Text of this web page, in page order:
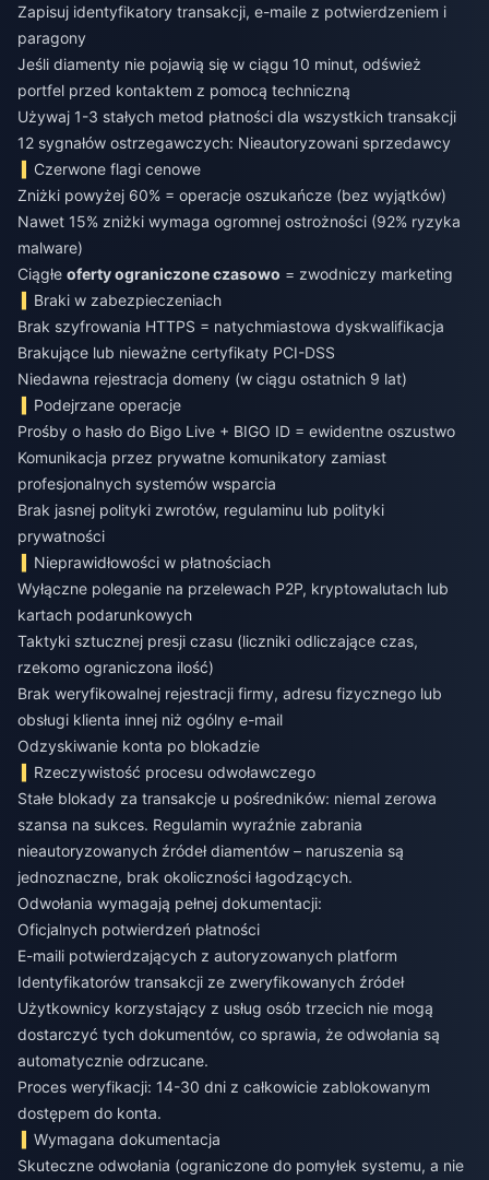
Zapisuj identyfikatory transakcji, e-maile z potwierdzeniem i
paragony
Jeśli diamenty nie pojawią się w ciągu 10 minut, odśwież
portfel przed kontaktem z pomocą techniczną
Używaj 1-3 stałych metod płatności dla wszystkich transakcji
12 sygnałów ostrzegawczych: Nieautoryzowani sprzedawcy
Czerwone flagi cenowe
Zniżki powyżej 60% = operacje oszukańcze (bez wyjątków)
Nawet 15% zniżki wymaga ogromnej ostrożności (92% ryzyka
malware)
Ciągłe oferty ograniczone czasowo = zwodniczy marketing
Braki w zabezpieczeniach
Brak szyfrowania HTTPS = natychmiastowa dyskwalifikacja
Brakujące lub nieważne certyfikaty PCI-DSS
Niedawna rejestracja domeny (w ciągu ostatnich 9 lat)
Podejrzane operacje
Prośby o hasło do Bigo Live + BIGO ID = ewidentne oszustwo
Komunikacja przez prywatne komunikatory zamiast
profesjonalnych systemów wsparcia
Brak jasnej polityki zwrotów, regulaminu lub polityki
prywatności
Nieprawidłowości w płatnościach
Wyłączne poleganie na przelewach P2P, kryptowalutach lub
kartach podarunkowych
Taktyki sztucznej presji czasu (liczniki odliczające czas,
rzekomo ograniczona ilość)
Brak weryfikowalnej rejestracji firmy, adresu fizycznego lub
obsługi klienta innej niż ogólny e-mail
Odzyskiwanie konta po blokadzie
Rzeczywistość procesu odwoławczego
Stałe blokady za transakcje u pośredników: niemal zerowa
szansa na sukces. Regulamin wyraźnie zabrania
nieautoryzowanych źródeł diamentów – naruszenia są
jednoznaczne, brak okoliczności łagodzących.
Odwołania wymagają pełnej dokumentacji:
Oficjalnych potwierdzeń płatności
E-maili potwierdzających z autoryzowanych platform
Identyfikatorów transakcji ze zweryfikowanych źródeł
Użytkownicy korzystający z usług osób trzecich nie mogą
dostarczyć tych dokumentów, co sprawia, że odwołania są
automatycznie odrzucane.
Proces weryfikacji: 14-30 dni z całkowicie zablokowanym
dostępem do konta.
Wymagana dokumentacja
Skuteczne odwołania (ograniczone do pomyłek systemu, a nie